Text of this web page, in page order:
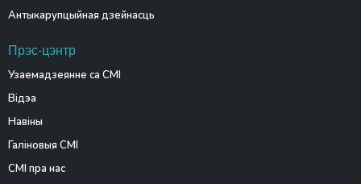
Антыкарупцыйная дзейнасць
Прэс-цэнтр
Узаемадзеянне са СМІ
Відэа
Навіны
Галіновыя СМІ
СМІ пра нас